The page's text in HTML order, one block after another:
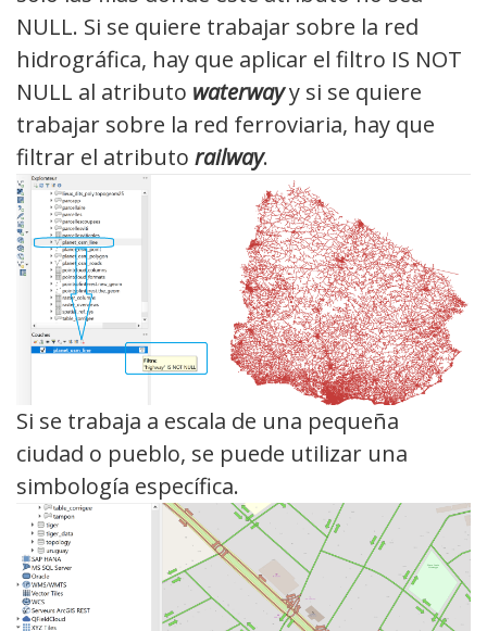
NULL. Si se quiere trabajar sobre la red
hidrográfica, hay que aplicar el filtro IS NOT
NULL al atributo waterwayy si se quiere
trabajar sobre la red ferroviaria, hay que
filtrar el atributo railway.
Si se trabaja a escala de una pequeña
ciudad o pueblo, se puede utilizar una
simbología específica.